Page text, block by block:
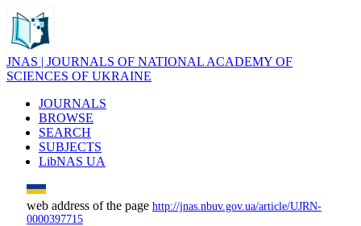
JNAS | JOURNALS OF NATIONAL ACADEMY OF
SCIENCES OF UKRAINE
JOURNALS
BROWSE
SEARCH
SUBJECTS
LibNAS UA
web address of the page http://jnas.nbuv.gov.ua/article/UJRN-
0000397715